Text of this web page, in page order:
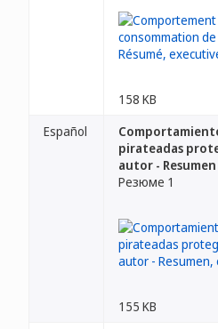
158 KB
Español
pirateadas
autor - Resumen
Резюме 1
155 KB